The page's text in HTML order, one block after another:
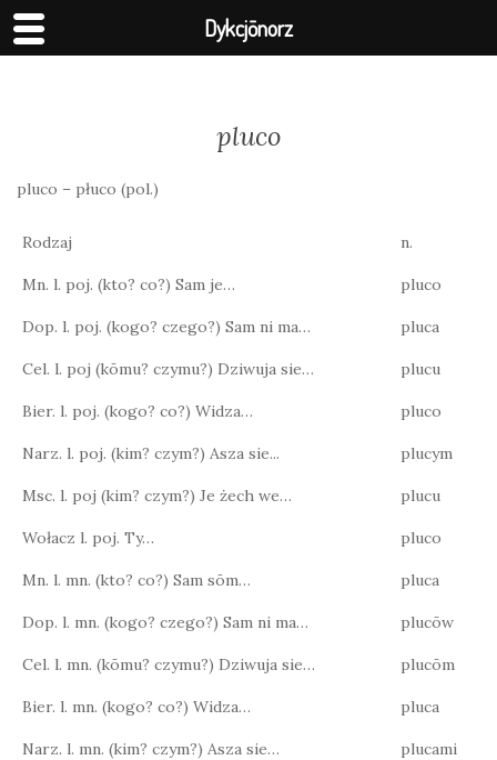
pluco
pluco – płuco (pol.)
Rodzaj n.
Mn. l. poj. (kto? co?) Sam je… pluco
Dop. l. poj. (kogo? czego?) Sam ni ma… pluca
Cel. l. poj (kōmu? czymu?) Dziwuja sie… plucu
Bier. l. poj. (kogo? co?) Widza… pluco
Narz. l. poj. (kim? czym?) Asza sie... plucym
Msc. l. poj (kim? czym?) Je żech we… plucu
Wołacz l. poj. Ty… pluco
Mn. l. mn. (kto? co?) Sam sōm… pluca
Dop. l. mn. (kogo? czego?) Sam ni ma… plucōw
Cel. l. mn. (kōmu? czymu?) Dziwuja sie… plucōm
Bier. l. mn. (kogo? co?) Widza… pluca
Narz. l. mn. (kim? czym?) Asza sie… plucami
Dykcjōnorz